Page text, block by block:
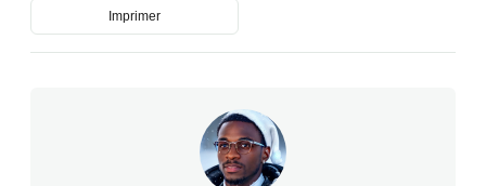
Imprimer